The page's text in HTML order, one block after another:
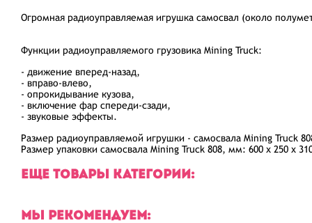
Огромная радиоуправляемая игрушка самосвал (около
Функции радиоуправляемого грузовика Mining Truck:
- движение вперед-назад,
- вправо-влево,
- опрокидывание кузова,
- включение фар спереди-сзади,
- звуковые эффекты.
Размер радиоуправляемой игрушки - самосвала Mining Truck
Размер упаковки самосвала Mining Truck 808, мм: 600 х 250 х
ЕЩЕ ТОВАРЫ КАТЕГОРИИ:
МЫ РЕКОМЕНДУЕМ: